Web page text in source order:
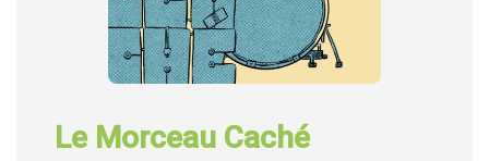
Le Morceau Caché